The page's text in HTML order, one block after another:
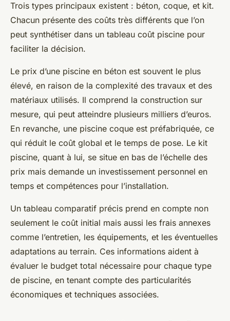
Trois types principaux existent : béton, coque, et kit.
Chacun présente des coûts très différents que l’on
peut synthétiser dans un tableau coût piscine pour
faciliter la décision.
Le prix d’une piscine en béton est souvent le plus
élevé, en raison de la complexité des travaux et des
matériaux utilisés. Il comprend la construction sur
mesure, qui peut atteindre plusieurs milliers d’euros.
En revanche, une piscine coque est préfabriquée, ce
qui réduit le coût global et le temps de pose. Le kit
piscine, quant à lui, se situe en bas de l’échelle des
prix mais demande un investissement personnel en
temps et compétences pour l’installation.
Un tableau comparatif précis prend en compte non
seulement le coût initial mais aussi les frais annexes
comme l’entretien, les équipements, et les éventuelles
adaptations au terrain. Ces informations aident à
évaluer le budget total nécessaire pour chaque type
de piscine, en tenant compte des particularités
économiques et techniques associées.